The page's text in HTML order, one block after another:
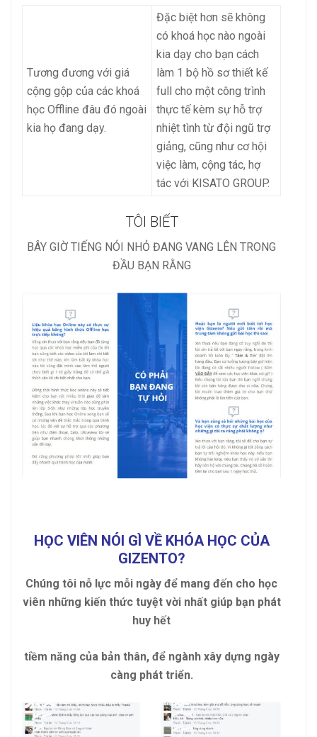
Tương đương với giá
cộng gộp của các khoá
học Offline đâu đó ngoài
kia họ đang dạy.
Đặc biệt hơn sẽ không
có khoá học nào ngoài
kia dạy cho bạn cách
làm 1 bộ hồ sơ thiết kế
full cho một công trình
thực tế kèm sự hỗ trợ
nhiệt tình từ đội ngũ trợ
giảng, cũng như cơ hội
việc làm, cộng tác, hợ
tác với KISATO GROUP.
TÔI BIẾT
BÂY GIỜ TIẾNG NÓI NHỎ ĐANG VANG LÊN TRONG
ĐẦU BẠN RẰNG
HỌC VIÊN NÓI GÌ VỀ KHÓA HỌC CỦA
GIZENTO?
Chúng tôi nỗ lực mỗi ngày để mang đến cho học
viên những kiến thức tuyệt vời nhất giúp bạn phát
huy hết
tiềm năng của bản thân, để ngành xây dựng ngày
càng phát triển.